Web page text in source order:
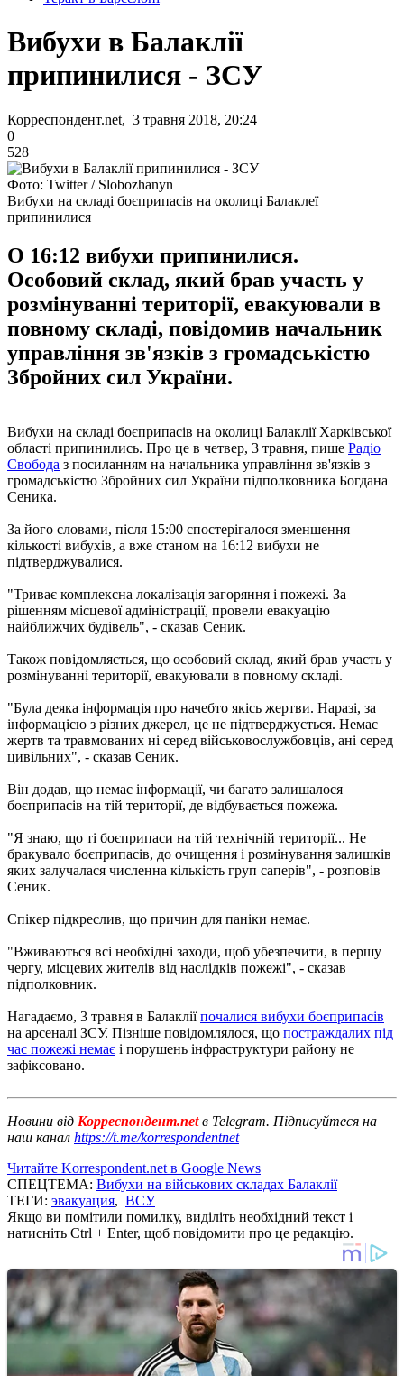
Вибухи в Балаклії
припинилися - ЗСУ
Корреспондент.net, 3 травня 2018, 20:24
0
528
Фото: Twitter / Slobozhanyn
Вибухи на складі боєприпасів на околиці Балаклеї
припинилися
О 16:12 вибухи припинилися.
Особовий склад, який брав участь у
розмінуванні території, евакуювали в
повному складі, повідомив начальник
управління зв'язків з громадськістю
Збройних сил України.
Вибухи на складі боєприпасів на околиці Балаклії Харківської
області припинились. Про це в четвер, 3 травня, пише Радіо
Свобода з посиланням на начальника управління зв'язків з
громадськістю Збройних сил України підполковника Богдана
Сеника.
За його словами, після 15:00 спостерігалося зменшення
кількості вибухів, а вже станом на 16:12 вибухи не
підтверджувалися.
"Триває комплексна локалізація загоряння і пожежі. За
рішенням місцевої адміністрації, провели евакуацію
найближчих будівель", - сказав Сеник.
Також повідомляється, що особовий склад, який брав участь у
розмінуванні території, евакуювали в повному складі.
"Була деяка інформація про начебто якісь жертви. Наразі, за
інформацією з різних джерел, це не підтверджується. Немає
жертв та травмованих ні серед військовослужбовців, ані серед
цивільних", - сказав Сеник.
Він додав, що немає інформації, чи багато залишалося
боєприпасів на тій території, де відбувається пожежа.
"Я знаю, що ті боєприпаси на тій технічній території... Не
бракувало боєприпасів, до очищення і розмінування залишків
яких залучалася численна кількість груп саперів", - розповів
Сеник.
Спікер підкреслив, що причин для паніки немає.
"Вживаються всі необхідні заходи, щоб убезпечити, в першу
чергу, місцевих жителів від наслідків пожежі", - сказав
підполковник.
Нагадаємо, 3 травня в Балакліїпочалися вибухи боєприпасів
на арсеналі ЗСУ. Пізніше повідомлялося, що постраждалих під
час пожежі немає і порушень інфраструктури району не
зафіксовано.
Новини від Корреспондент.netв Telegram. Підписуйтеся на
наш канал https://t.me/korrespondentnet
Читайте Korrespondent.net в Google News
СПЕЦТЕМА: Вибухи на військових складах Балаклії
ТЕГИ: эвакуация, ВСУ
Якщо ви помітили помилку, виділіть необхідний текст і
натисніть Ctrl + Enter, щоб повідомити про це редакцію.